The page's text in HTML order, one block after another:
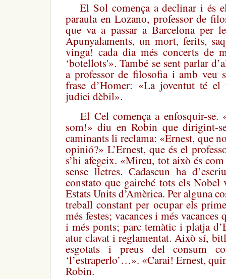
El Sol comença a declinar i és
paraula en Lozano, professor de
que va a passar a Barcelona per
Apunyalaments, un mort, ferits,
vinga! cada dia més concerts de
‘botellots'». També se sent parlar
a professor de filosofia i amb veu
frase d’Homer: «La joventut té
judici dèbil».
El Cel comença a enfosquir-
som!» diu en Robin que dirigint-
caminants li reclama: «Ernest, que
opinió?» L’Ernest, que és el
s’hi afegeix. «Mireu, tot això és
sense lletres. Cadascun ha
constato que gairebé tots els Nobel
Estats Units d’Amèrica. Per alguna
treball constant per ocupar els
més festes; vacances i més
i més ponts; parc temàtic i platja
atur clavat i reglamentat. Això sí,
esgotats i preus del consum
‘l’estraperlo’…». «Carai! Ernest,
Robin.